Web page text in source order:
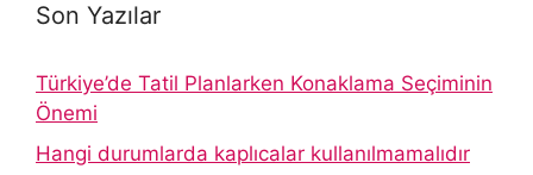
Son Yazılar
Türkiye’de Tatil Planlarken Konaklama Seçiminin
Önemi
Hangi durumlarda kaplıcalar kullanılmamalıdır